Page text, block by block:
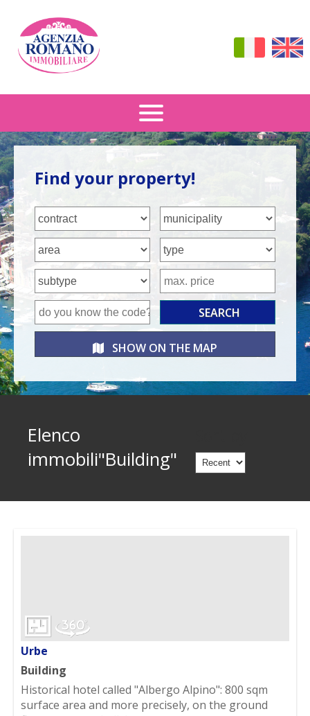
Sale
Rental
How To Find Us
Contacts
Find your property!
SHOW ON THE MAP
Elenco
immobili"Building"
Urbe
Building
Historical hotel called "Albergo Alpino": 800 sqm
surface area and more precisely, on the ground